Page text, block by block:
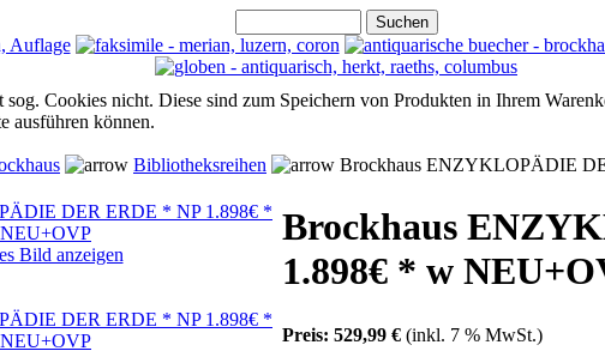
Cookies nicht. Diese sind zum Speichern von Produkten in Ihrem
ausführen können.
Bibliotheksreihen Brockhaus ENZYKLOPÄDIE
Bild anzeigen
Brockhaus
1.898€ * w
Preis: 529,99 € (inkl. 7 % MwSt.)